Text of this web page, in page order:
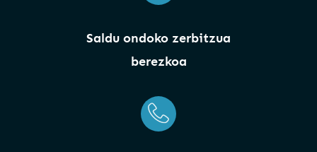
Saldu ondoko zerbitzua
berezkoa